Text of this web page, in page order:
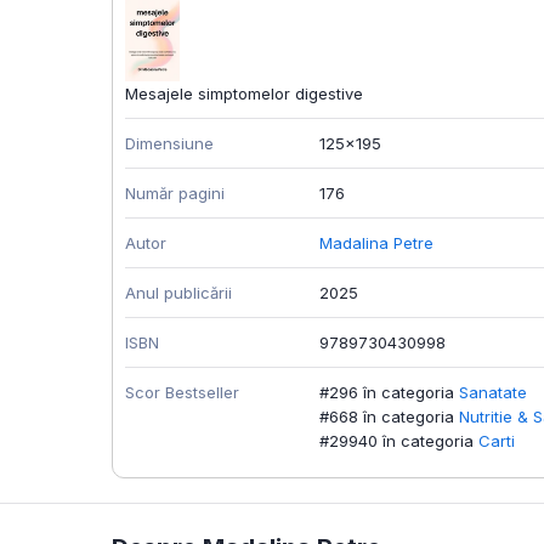
Mesajele simptomelor digestive
Dimensiune 125x195
Număr pagini 176
Autor Madalina Petre
Anul publicării 2025
ISBN 9789730430998
Scor Bestseller #296 în categoria Sanatate
#668 în categoria Nutritie &
#29940 în categoria Carti